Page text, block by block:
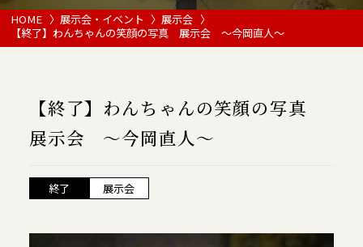
開館カレンダー
ご利用案内
当館について
当館について
HOME 展示会・イベント
展示会
【終了】わんちゃんの笑顔の写真 展示会 ～今岡直人～
【終了】わんちゃんの笑顔の写真
展示会 ～今岡直人～
終了 展示会